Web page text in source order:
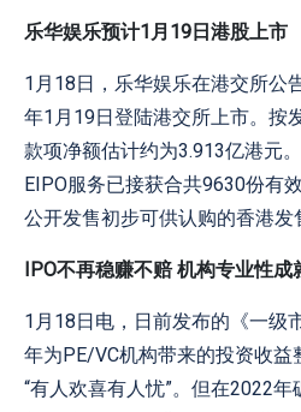
乐华娱乐预计1月19日港股上市
1月18日，乐华娱乐在港交所公
年1月19日登陆港交所上市。按
款项净额估计约为3.913亿港元
EIPO服务已接获合共9630份有
公开发售初步可供认购的香港发
IPO不再稳赚不赔 机构专业性成
1月18日电，日前发布的《一级
年为PE/VC机构带来的投资收
“有人欢喜有人忧”。但在2022